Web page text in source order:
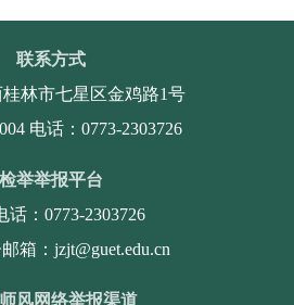
联系方式
林市七星区金鸡路1号
电话：0773-2303726
检举举报平台
话：0773-2303726
箱：jzjt@guet.edu.cn
风网络举报渠道